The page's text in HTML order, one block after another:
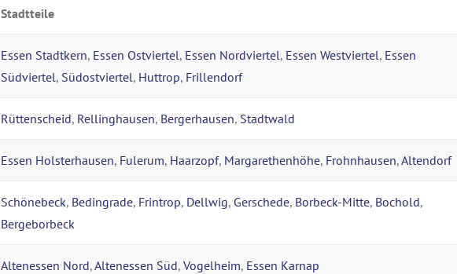
Stadtteile
Essen Stadtkern, Essen Ostviertel, Essen Nordviertel, Essen Westviertel, Essen
Südviertel, Südostviertel, Huttrop, Frillendorf
Rüttenscheid, Rellinghausen, Bergerhausen, Stadtwald
Essen Holsterhausen, Fulerum, Haarzopf, Margarethenhöhe, Frohnhausen,Altendorf
Schönebeck, Bedingrade, Frintrop, Dellwig, Gerschede, Borbeck-Mitte, Bochold,
Bergeborbeck
Altenessen Nord,Altenessen Süd, Vogelheim, Essen Karnap